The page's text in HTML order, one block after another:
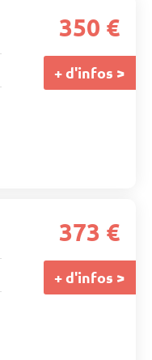
350 €
+ d'infos >
373 €
+ d'infos >